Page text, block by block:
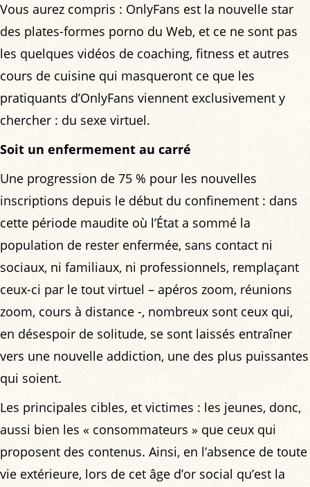
Vous aurez compris : OnlyFans est la nouvelle star
des plates-formes porno du Web, et ce ne sont pas
les quelques vidéos de coaching, fitness et autres
cours de cuisine qui masqueront ce que les
pratiquants d’OnlyFans viennent exclusivement y
chercher : du sexe virtuel.
Soit un enfermement au carré
Une progression de 75 % pour les nouvelles
inscriptions depuis le début du confinement : dans
cette période maudite où l’État a sommé la
population de rester enfermée, sans contact ni
sociaux, ni familiaux, ni professionnels, remplaçant
ceux-ci par le tout virtuel – apéros zoom, réunions
zoom, cours à distance -, nombreux sont ceux qui,
en désespoir de solitude, se sont laissés entraîner
vers une nouvelle addiction, une des plus puissantes
qui soient.
Les principales cibles, et victimes : les jeunes, donc,
aussi bien les « consommateurs » que ceux qui
proposent des contenus. Ainsi, en l’absence de toute
vie extérieure, lors de cet âge d’or social qu’est la